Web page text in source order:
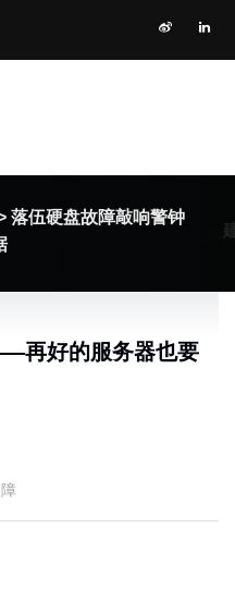
落伍硬盘故障敲响警钟
再好的服务器也要